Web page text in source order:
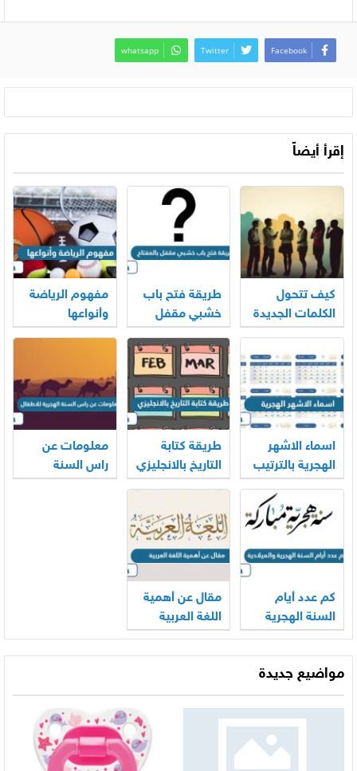
Facebook
Twitter
whatsapp
إقرأ أيضاً
كيف تتحول
الكلمات الجديدة
إلى جزء من
حديثنا اليومي؟
طريقة فتح باب
خشبي مقفل
بالمفتاح
مفهوم الرياضة
وأنواعها
اسماء الاشهر
الهجرية بالترتيب
طريقة كتابة
التاريخ بالانجليزي
معلومات عن
راس السنة
كم عدد أيام
السنة الهجرية
والميلادية
مقال عن أهمية
اللغة العربية
مواضيع جديدة